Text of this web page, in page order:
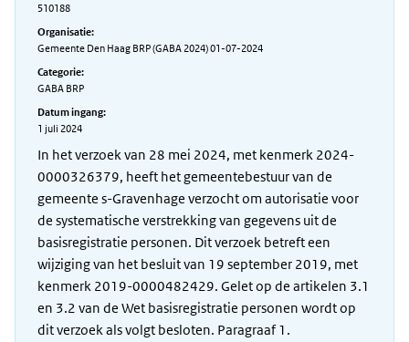
510188
Organisatie:
Gemeente Den Haag BRP (GABA 2024) 01-07-2024
Categorie:
GABA BRP
Datum ingang:
1 juli 2024
In het verzoek van 28 mei 2024, met kenmerk 2024-
0000326379, heeft het gemeentebestuur van de
gemeente s-Gravenhage verzocht om autorisatie voor
de systematische verstrekking van gegevens uit de
basisregistratie personen. Dit verzoek betreft een
wijziging van het besluit van 19 september 2019, met
kenmerk 2019-0000482429. Gelet op de artikelen 3.1
en 3.2 van de Wet basisregistratie personen wordt op
dit verzoek als volgt besloten. Paragraaf 1.